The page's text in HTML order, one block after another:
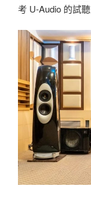
考 U-Audio 的試